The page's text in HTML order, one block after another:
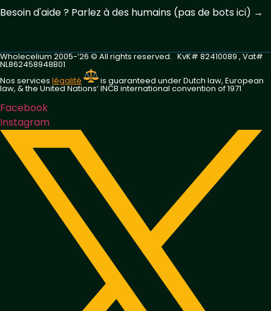
Besoin d'aide ? Parlez à des humains (pas de bots ici) →
Wholecelium 2005-’26 ©️ All rights reserved. KvK# 82410089 , Vat#
NL862458948B01
Nos services légalité is guaranteed under Dutch law, European
law, & the United Nations‘ INCB international convention of 1971
Facebook
Instagram